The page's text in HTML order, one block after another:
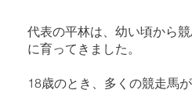
代表の平林は、幼い頃から
に育ってきました。
18歳のとき、多くの競走馬